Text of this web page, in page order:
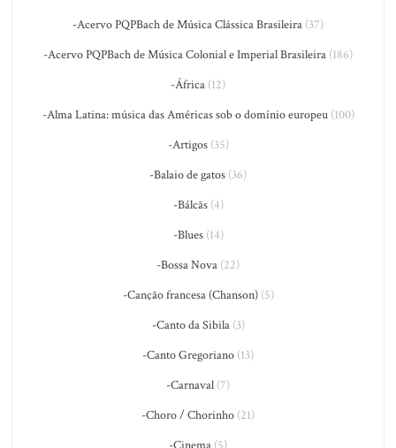
-Acervo PQPBach de Música Clássica Brasileira (37)
-Acervo PQPBach de Música Colonial e Imperial Brasileira (186)
-África (12)
-Alma Latina: música das Américas sob o domínio europeu(100)
-Artigos(35)
-Balaio de gatos (36)
-Bálcãs(4)
-Blues(14)
-Bossa Nova (22)
-Canção francesa (Chanson)(5)
-Canto da Sibila(3)
-Canto Gregoriano (13)
-Carnaval (7)
-Choro / Chorinho (21)